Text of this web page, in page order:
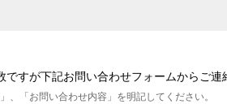
すが下記お問い合わせフォームからご連
、「お問い合わせ内容」を明記してください。